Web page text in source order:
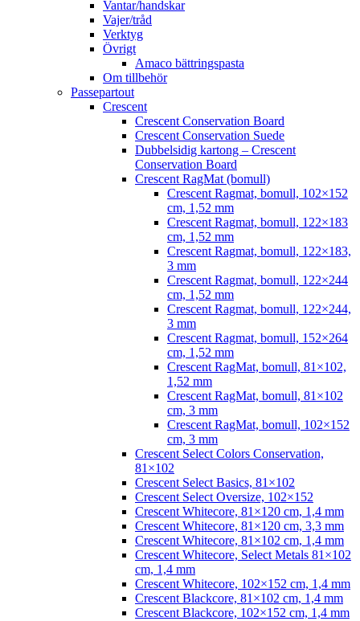
Vantar/handskar
Vajer/tråd
Verktyg
Övrigt
Amaco bättringspasta
Om tillbehör
Passepartout
Crescent
Crescent Conservation Board
Crescent Conservation Suede
Dubbelsidig kartong – Crescent
Conservation Board
Crescent RagMat (bomull)
Crescent Ragmat, bomull, 102×152
cm, 1,52 mm
Crescent Ragmat, bomull, 122×183
cm, 1,52 mm
Crescent Ragmat, bomull, 122×183,
3 mm
Crescent Ragmat, bomull, 122×244
cm, 1,52 mm
Crescent Ragmat, bomull, 122×244,
3 mm
Crescent Ragmat, bomull, 152×264
cm, 1,52 mm
Crescent RagMat, bomull, 81×102,
1,52 mm
Crescent RagMat, bomull, 81×102
cm, 3 mm
Crescent RagMat, bomull, 102×152
cm, 3 mm
Crescent Select Colors Conservation,
81×102
Crescent Select Basics, 81×102
Crescent Select Oversize, 102×152
Crescent Whitecore, 81×120 cm, 1,4 mm
Crescent Whitecore, 81×120 cm, 3,3 mm
Crescent Whitecore, 81×102 cm, 1,4 mm
Crescent Whitecore, Select Metals 81×102
cm, 1,4 mm
Crescent Whitecore, 102×152 cm, 1,4 mm
Crescent Blackcore, 81×102 cm, 1,4 mm
Crescent Blackcore, 102×152 cm, 1,4 mm